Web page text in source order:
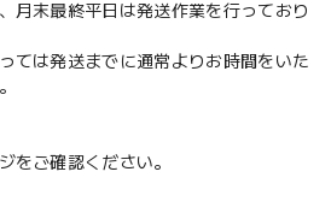
月末最終平日は発送作業を行っており
ては発送までに通常よりお時間をいた
をご確認ください。